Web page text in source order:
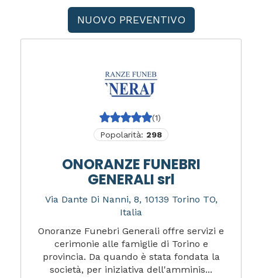
NUOVO PREVENTIVO
(1)
Popolarità: 298
ONORANZE FUNEBRI
GENERALI srl
Via Dante Di Nanni, 8, 10139 Torino TO,
Italia
Onoranze Funebri Generali offre servizi e
cerimonie alle famiglie di Torino e
provincia. Da quando è stata fondata la
società, per iniziativa dell'amminis...